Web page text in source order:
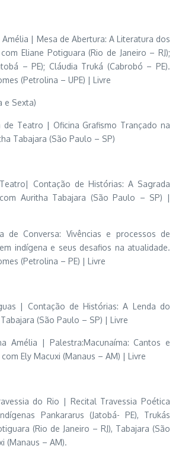
| Mesa de Abertura: A Literatura dos
Eliane Potiguara (Rio de Janeiro – RJ);
– PE); Cláudia Truká (Cabrobó – PE).
(Petrolina – UPE) | Livre
e Sexta)
de Teatro | Oficina Grafismo Trançado na
Tabajara (São Paulo – SP)
Contação de Histórias: A Sagrada
Auritha Tabajara (São Paulo – SP) |
de Conversa: Vivências e processos de
indígena e seus desafios na atualidade.
(Petrolina – PE) | Livre
| Contação de Histórias: A Lenda do
(São Paulo – SP) | Livre
Amélia | Palestra:Macunaíma: Cantos e
Ely Macuxi (Manaus – AM) | Livre
do Rio | Recital Travessia Poética
Pankararus (Jatobá- PE), Trukás
(Rio de Janeiro – RJ), Tabajara (São
(Manaus – AM).